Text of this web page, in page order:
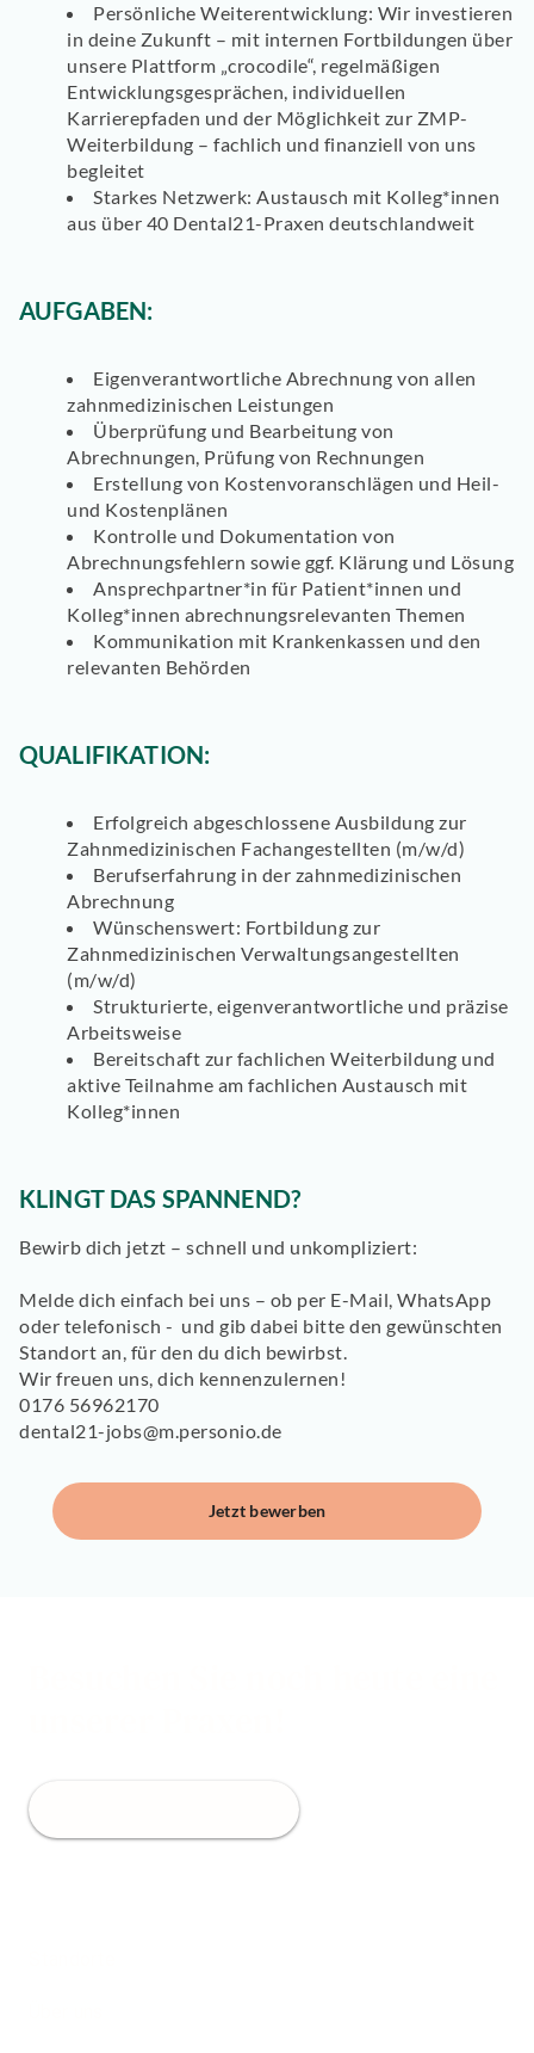
Persönliche Weiterentwicklung: Wir investieren
in deine Zukunft – mit internen Fortbildungen über
unsere Plattform „crocodile“, regelmäßigen
Entwicklungsgesprächen, individuellen
Karrierepfaden und der Möglichkeit zur ZMP-
Weiterbildung – fachlich und finanziell von uns
begleitet
Starkes Netzwerk: Austausch mit Kolleg*innen
aus über 40 Dental21-Praxen deutschlandweit
AUFGABEN:
Eigenverantwortliche Abrechnung von allen
zahnmedizinischen Leistungen
Überprüfung und Bearbeitung von
Abrechnungen, Prüfung von Rechnungen
Erstellung von Kostenvoranschlägen und Heil-
und Kostenplänen
Kontrolle und Dokumentation von
Abrechnungsfehlern sowie ggf. Klärung und Lösung
Ansprechpartner*in für Patient*innen und
Kolleg*innen abrechnungsrelevanten Themen
Kommunikation mit Krankenkassen und den
relevanten Behörden
QUALIFIKATION:
Erfolgreich abgeschlossene Ausbildung zur
Zahnmedizinischen Fachangestellten (m/w/d)
Berufserfahrung in der zahnmedizinischen
Abrechnung
Wünschenswert: Fortbildung zur
Zahnmedizinischen Verwaltungsangestellten
(m/w/d)
Strukturierte, eigenverantwortliche und präzise
Arbeitsweise
Bereitschaft zur fachlichen Weiterbildung und
aktive Teilnahme am fachlichen Austausch mit
Kolleg*innen
KLINGT DAS SPANNEND?
Bewirb dich jetzt – schnell und unkompliziert:
Melde dich einfach bei uns – ob per E-Mail, WhatsApp
oder telefonisch - und gib dabei bitte den gewünschten
Standort an, für den du dich bewirbst.
Wir freuen uns, dich kennenzulernen!
0176 56962170
dental21-jobs@m.personio.de
Jetzt bewerben